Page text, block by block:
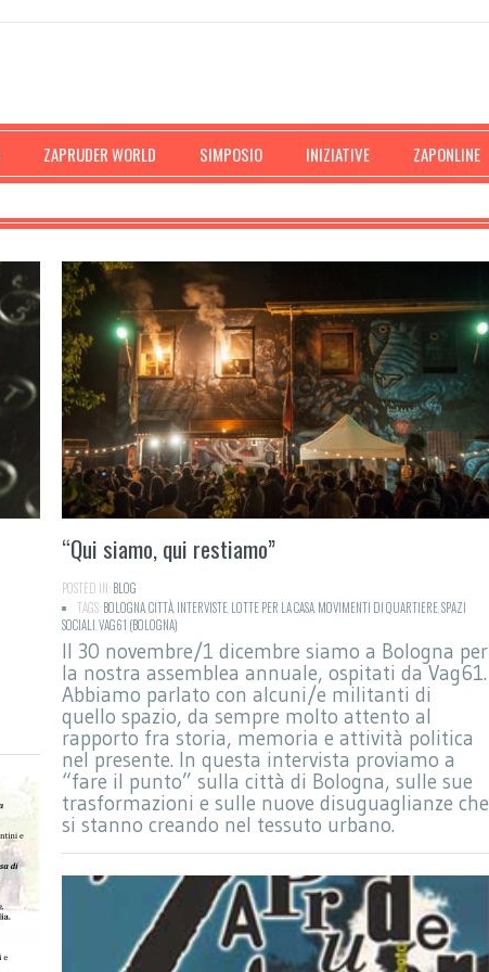
ZAPRUDER WORLD SIMPOSIO INIZIATIVE ZAPONLINE
“Qui siamo, qui restiamo”
POSTED IN:BLOG
TAGS:BOLOGNACITTÀ INTERVISTE LOTTE PER LA CASA MOVIMENTI DI QUARTIERESPAZI
SOCIALI VAG61 (BOLOGNA)
Il 30 novembre/1 dicembre siamo a Bologna per
la nostra assemblea annuale, ospitati da Vag61.
Abbiamo parlato con alcuni/e militanti di
quello spazio, da sempre molto attento al
rapporto fra storia, memoria e attività politica
nel presente. In questa intervista proviamo a
“fare il punto” sulla città di Bologna, sulle sue
trasformazioni e sulle nuove disuguaglianze che
si stanno creando nel tessuto urbano.